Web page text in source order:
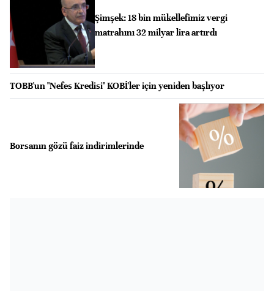
Şimşek: 18 bin mükellefimiz vergi
matrahını 32 milyar lira artırdı
TOBB'un "Nefes Kredisi" KOBİ'ler için yeniden başlıyor
Borsanın gözü faiz indirimlerinde